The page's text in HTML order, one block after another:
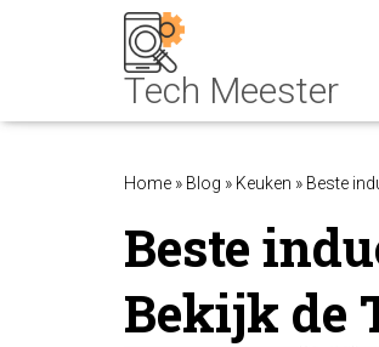
Home » Blog » Keuken » Beste
Beste
Bekijk de